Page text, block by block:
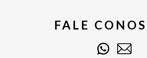
FALE